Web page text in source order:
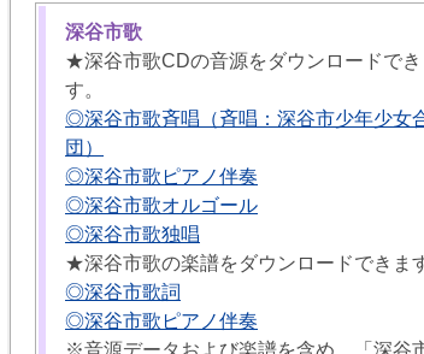
深谷市歌
★深谷市歌CDの音源をダウンロードで
す。
◎深谷市歌斉唱（斉唱：深谷市少年少女
団）
◎深谷市歌ピアノ伴奏
◎深谷市歌オルゴール
◎深谷市歌独唱
★深谷市歌の楽譜をダウンロードできま
◎深谷市歌詞
◎深谷市歌ピアノ伴奏